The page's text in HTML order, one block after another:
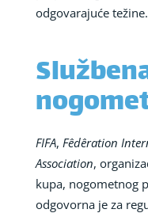
odgovarajuće težine.
FIFA, Fêdêration
Association,
kupa, nogometnog
odgovorna je za